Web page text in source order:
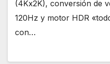
(4Kx2K), conversión de
120Hz y motor HDR
con…